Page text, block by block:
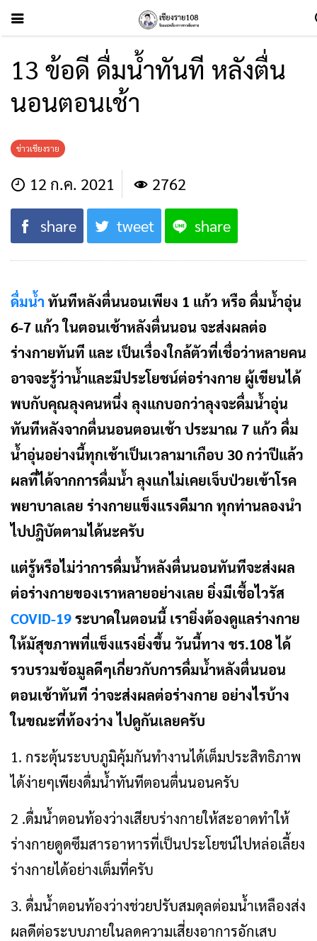
13 ข้อดี ดื่มน้ำทันที หลังตื่น
นอนตอนเช้า
ข่าวเชียงราย
12 ก.ค. 2021 2762
share tweet share
ดื่มน้ำ ทันทีหลังตื่นนอนเพียง 1 แก้ว หรือ ดื่มน้ำอุ่น
6-7 แก้ว ในตอนเช้าหลังตื่นนอน จะส่งผลต่อ
ร่างกายทันที และ เป็นเรื่องใกล้ตัวที่เชื่อว่าหลายคน
อาจจะรู้ว่าน้ำและมีประโยชน์ต่อร่างกาย ผู้เขียนได้
พบกับคุณลุงคนหนึ่ง ลุงแกบอกว่าลุงจะดื่มน้ำอุ่น
ทันทีหลังจากตื่นนอนตอนเช้า ประมาณ 7 แก้ว ดื่ม
น้ำอุ่นอย่างนี้ทุกเช้าเป็นเวลามาเกือบ 30 กว่าปีแล้ว
ผลที่ได้จากการดื่มน้ำ ลุงแกไม่เคยเจ็บป่วยเข้าโรค
พยาบาลเลย ร่างกายแข็งแรงดีมาก ทุกท่านลองนำ
ไปปฎิบัตตามได้นะครับ
แต่รู้หรือไม่ว่าการดื่มน้ำหลังตื่นนอนทันทีจะส่งผล
ต่อร่างกายของเราหลายอย่างเลย ยิ่งมีเชื้อไวรัส
COVID-19ระบาดในตอนนี้ เรายิ่งต้องดูแลร่างกาย
ให้มัสุขภาพที่แข็งแรงยิ่งขึ้น วันนี้ทาง ชร.108 ได้
รวบรวมข้อมูลดีๆเกี่ยวกับการดื่มน้ำหลังตื่นนอน
ตอนเช้าทันที ว่าจะส่งผลต่อร่างกาย อย่างไรบ้าง
ในขณะที่ท้องว่าง ไปดูกันเลยครับ
1. กระตุ้นระบบภูมิคุ้มกันทำงานได้เต็มประสิทธิภาพ
ได้ง่ายๆเพียงดื่มน้ำทันทีตอนตื่นนอนครับ
2 .ดื่มน้ำตอนท้องว่างเสียบร่างกายให้สะอาดทำให้
ร่างกายดูดซึมสารอาหารที่เป็นประโยชน์ไปหล่อเลี้ยง
ร่างกายได้อย่างเต็มที่ครับ
3. ดื่มน้ำตอนท้องว่างช่วยปรับสมดุลต่อมน้ำเหลืองส่ง
ผลดีต่อระบบภายในลดความเสี่ยงอาการอักเสบ